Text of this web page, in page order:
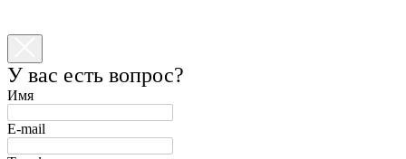
У вас есть вопрос?
Имя
E-mail